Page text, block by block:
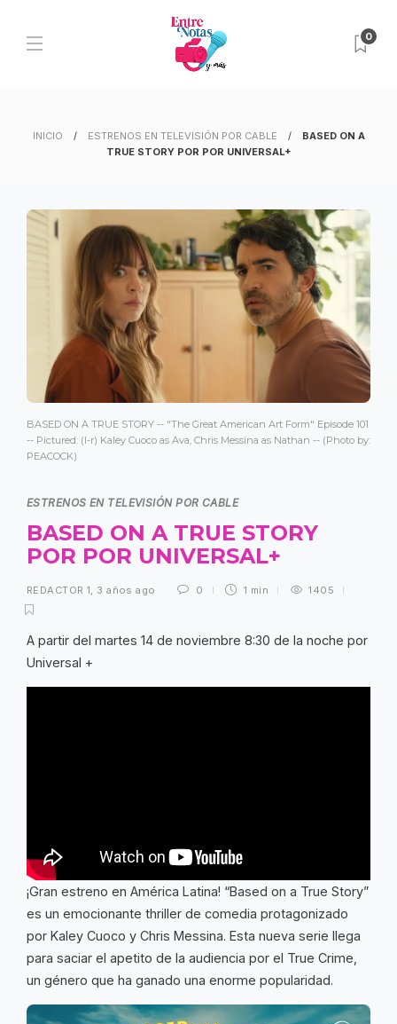
0
INICIO ESTRENOS EN TELEVISIÓN POR CABLE
BASED ON A
TRUE STORY POR POR UNIVERSAL+
BASED ON A TRUE STORY -- "The Great American Art Form" Episode 101
-- Pictured: (l-r) Kaley Cuoco as Ava, Chris Messina as Nathan -- (Photo by:
PEACOCK)
ESTRENOS EN TELEVISIÓN POR CABLE
BASED ON A TRUE STORY
POR POR UNIVERSAL+
REDACTOR 1, 3 años ago 0 1 min 1405
A partir del martes 14 de noviembre 8:30 de la noche por
Universal +
¡Gran estreno en América Latina! “Based on a True Story”
es un emocionante thriller de comedia protagonizado
por Kaley Cuoco y Chris Messina. Esta nueva serie llega
para saciar el apetito de la audiencia por el True Crime,
un género que ha ganado una enorme popularidad.